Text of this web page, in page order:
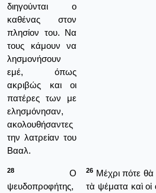
διηγούνται ο
καθένας στον
πλησίον του. Να
τους κάμουν να
λησμονήσουν
εμέ, όπως
ακριβώς και οι
πατέρες των με
ελησμόνησαν,
ακολουθήσαντες
την λατρείαν του
Βααλ.
28
Ο
ψευδοπροφήτης,
26 Μέχρι πότε
τὰ ψέματα καὶ οἱ